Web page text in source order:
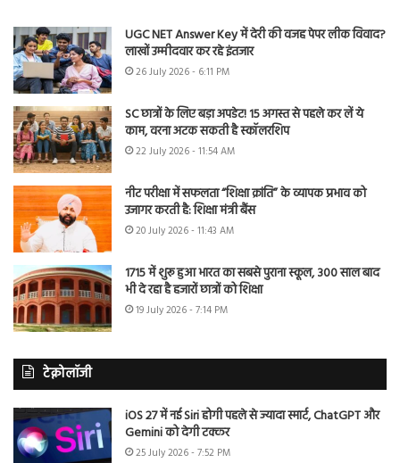
UGC NET Answer Key में देरी की वजह पेपर लीक विवाद?
लाखों उम्मीदवार कर रहे इंतजार
26 July 2026 - 6:11 PM
SC छात्रों के लिए बड़ा अपडेट! 15 अगस्त से पहले कर लें ये
काम, वरना अटक सकती है स्कॉलरशिप
22 July 2026 - 11:54 AM
नीट परीक्षा में सफलता “शिक्षा क्रांति” के व्यापक प्रभाव को
उजागर करती है: शिक्षा मंत्री बैंस
20 July 2026 - 11:43 AM
1715 में शुरू हुआ भारत का सबसे पुराना स्कूल, 300 साल बाद
भी दे रहा है हजारों छात्रों को शिक्षा
19 July 2026 - 7:14 PM
टेक्नोलॉजी
iOS 27 में नई Siri होगी पहले से ज्यादा स्मार्ट, ChatGPT और
Gemini को देगी टक्कर
25 July 2026 - 7:52 PM